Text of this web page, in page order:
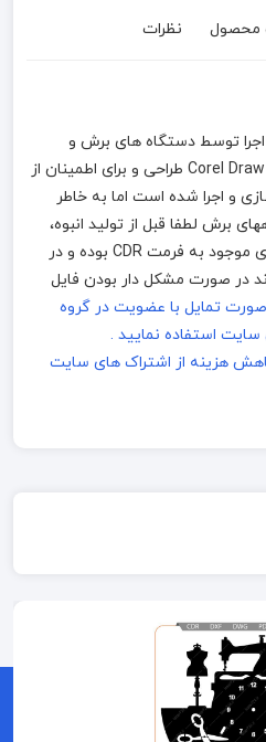
نظرات
توسط دستگاه های برش و
حکاکی لیزر، که توسط نرم افزار Corel Draw طراحی و برای اطمینان از
و اجرا شده است اما به خاطر
برش لطفا قبل از تولید انبوه،
نمونه اولیه ساخته شود. فایلهای موجود به فرمت CDR بوده و در
ارائه شده اند در صورت مشکل دار بودن فایل
تمایل با عضویت در گروه
سایت استفاده نمایید .
هزینه از اشتراک های سایت